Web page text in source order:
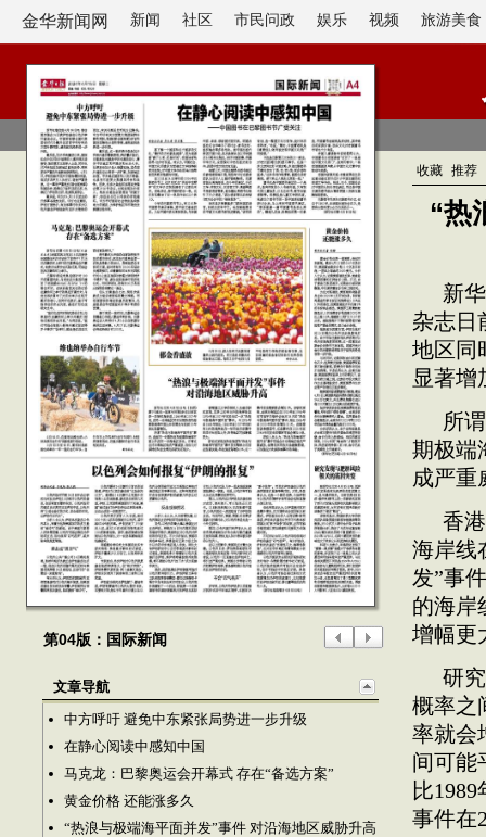
金华新闻网 新闻 社区 市民问政 娱乐 视频 旅游美食
第04版：国际新闻
文章导航
中方呼吁 避免中东紧张局势进一步升级
在静心阅读中感知中国
马克龙：巴黎奥运会开幕式 存在“备选方案”
黄金价格 还能涨多久
“热浪与极端海平面并发”事件 对沿海地区威胁升高
收藏 推荐
“热
新
杂志日
地区同
显著增
所
期极端
成严重
香
海岸线
发”事
的海岸
增幅更
研
概率之
率就会
间可能
比
事件在